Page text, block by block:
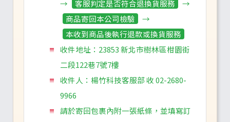
→
客服判定是否符合退換貨服務
→
商品寄回本公司檢驗
→
本收到商品後執行退款或換貨服務
收件地址：23853 新北市樹林區柑園街
二段122巷7號7樓
收件人：楊竹科技客服部 收 02-2680-
9966
請於寄回包裹內附一張紙條，並填寫訂